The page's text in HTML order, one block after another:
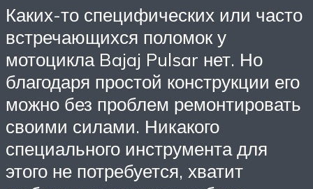
Каких-то специфических или часто
встречающихся поломок у
мотоцикла Bajaj Pulsar нет. Но
благодаря простой конструкции его
можно без проблем ремонтировать
своими силами. Никакого
специального инструмента для
этого не потребуется, хватит